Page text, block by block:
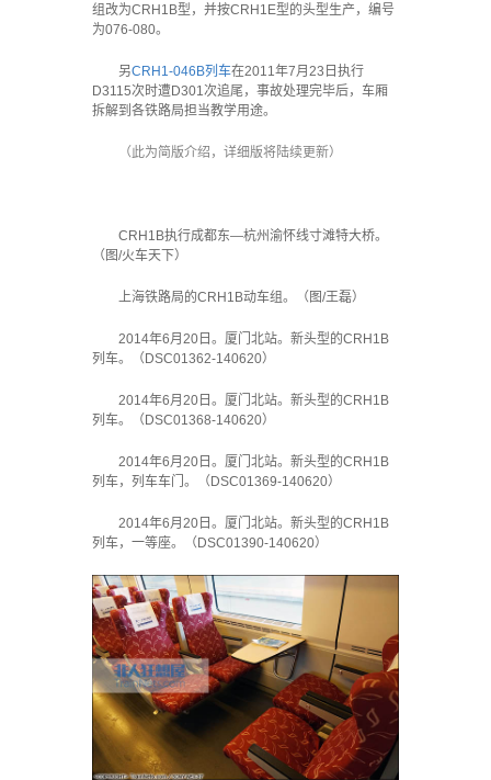
组改为CRH1B型，并按CRH1E型的头型生产，编号
为076-080。
另CRH1-046B列车在2011年7月23日执行
D3115次时遭D301次追尾，事故处理完毕后，车厢
拆解到各铁路局担当教学用途。
（此为简版介绍，详细版将陆续更新）
CRH1B执行成都东—杭州渝怀线寸滩特大桥。
（图/火车天下）
上海铁路局的CRH1B动车组。（图/王磊）
2014年6月20日。厦门北站。新头型的CRH1B
列车。（DSC01362-140620）
2014年6月20日。厦门北站。新头型的CRH1B
列车。（DSC01368-140620）
2014年6月20日。厦门北站。新头型的CRH1B
列车，列车车门。（DSC01369-140620）
2014年6月20日。厦门北站。新头型的CRH1B
列车，一等座。（DSC01390-140620）